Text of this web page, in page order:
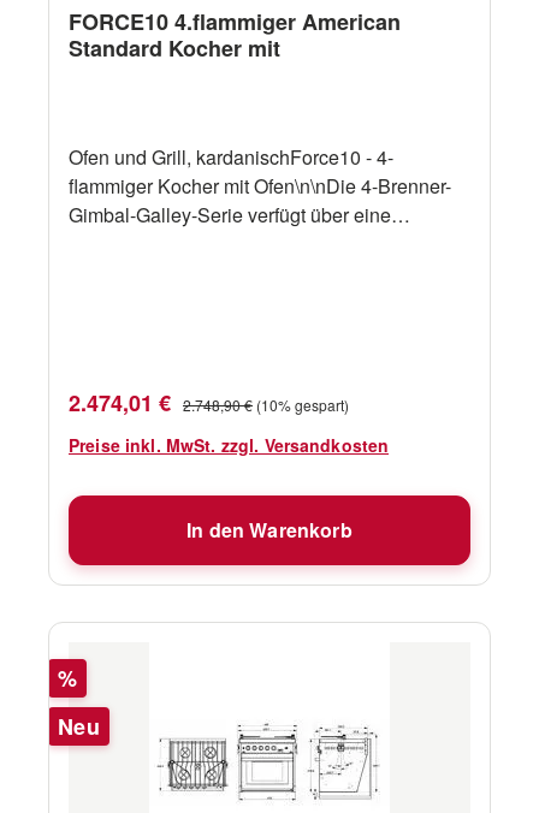
FORCE10 4.flammiger American
Standard Kocher mit
Ofen und Grill, kardanischForce10 - 4-
flammiger Kocher mit Ofen\n\nDie 4-Brenner-
Gimbal-Galley-Serie verfügt über eine
Größen.\n\n(Breite enthält die Gimbal-Knöpfe
auf jeder Seite)ErsatzteileAbmessungen
Verkaufspreis:
2.474,01 € Regulärer Preis:
2.748,90 € (10% gespart)
Preise inkl. MwSt. zzgl. Versandkosten
In den Warenkorb
Rabatt
%
Neu